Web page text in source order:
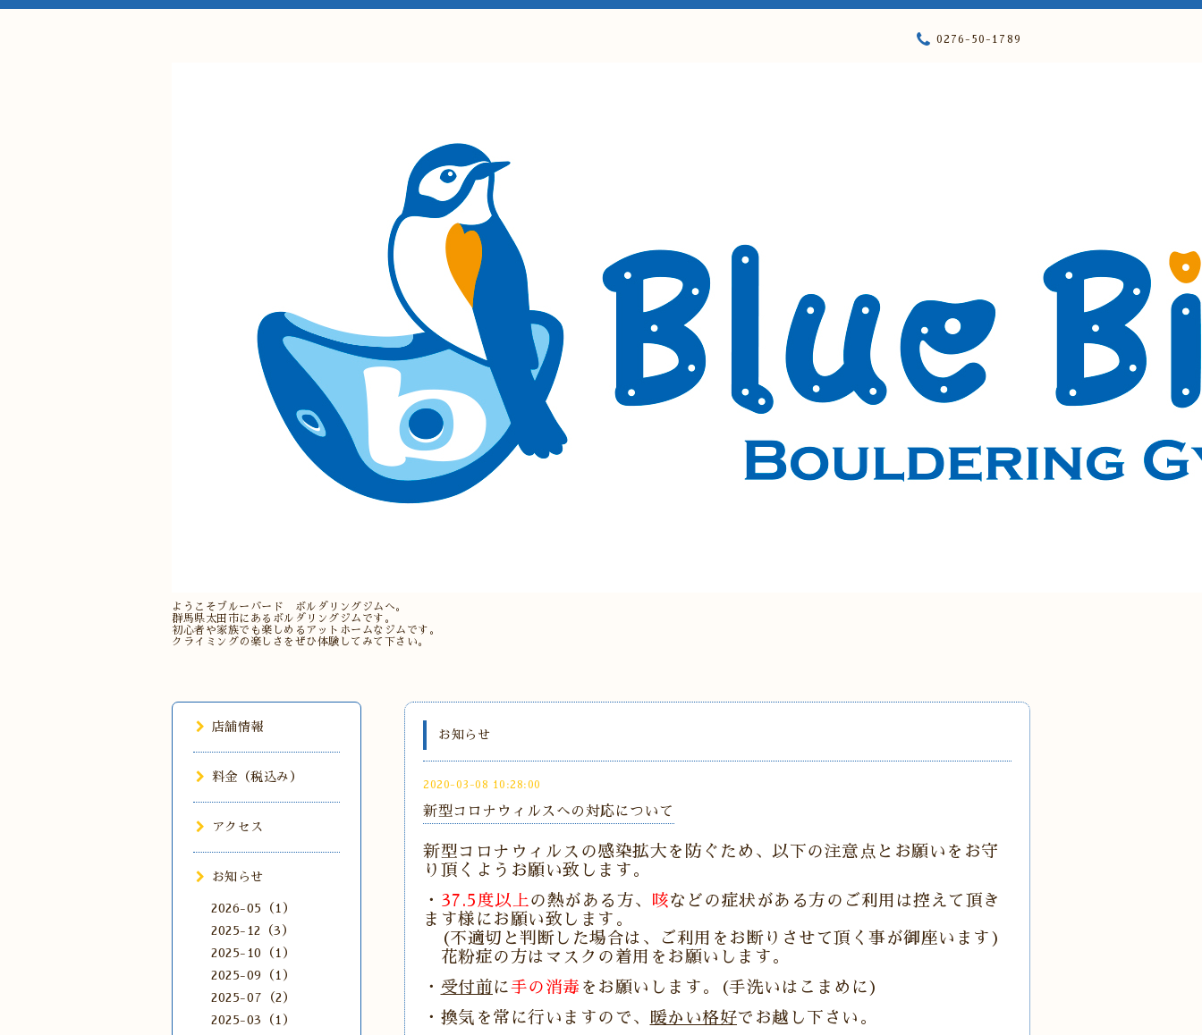
ようこそブルーバード ボルダリングジムへ。
群馬県太田市にあるボルダリングジムです。
初心者や家族でも楽しめるアットホームなジムです。
クライミングの楽しさをぜひ体験してみて下さい。
0276-50-1789
お知らせ
2020-03-08 10:28:00
新型コロナウィルスへの対応について
新型コロナウィルスの感染拡大を防ぐため、以下の注意点とお願いをお守
り頂くようお願い致します。
・ 37.5度以上 の熱がある方、 咳などの症状がある方のご利用は控えて頂き
ます様にお願い致します。
(不適切と判断した場合は、ご利用をお断りさせて頂く事が御座います)
花粉症の方はマスクの着用をお願いします。
・ 受付前 に手の消毒 をお願いします。(手洗いはこまめに)
・換気を常に行いますので、
暖かい格好でお越し下さい。
店舗情報
料金（税込み）
アクセス
お知らせ
2026-05（1）
2025-12（3）
2025-10（1）
2025-09（1）
2025-07（2）
2025-03（1）